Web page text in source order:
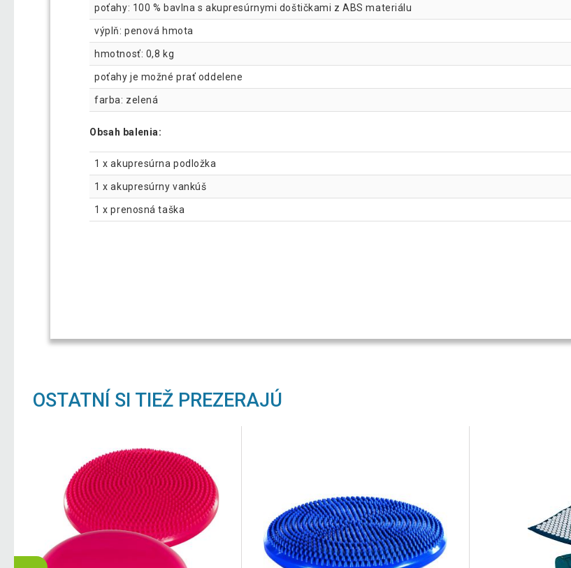
poťahy: 100 % bavlna s akupresúrnymi doštičkami z ABS materiálu
výplň: penová hmota
hmotnosť: 0,8 kg
poťahy je možné prať oddelene
farba: zelená
Obsah balenia:
1 x akupresúrna podložka
1 x akupresúrny vankúš
1 x prenosná taška
OSTATNÍ SI TIEŽ PREZERAJÚ